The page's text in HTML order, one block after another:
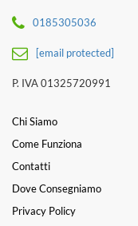
0185305036
[email protected]
P. IVA 01325720991
Chi Siamo
Come Funziona
Contatti
Dove Consegniamo
Privacy Policy